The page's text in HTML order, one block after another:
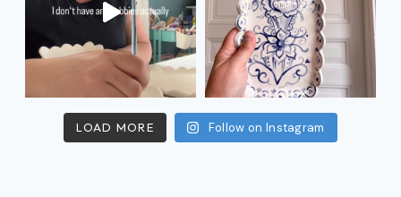
LOAD MORE Follow on Instagram